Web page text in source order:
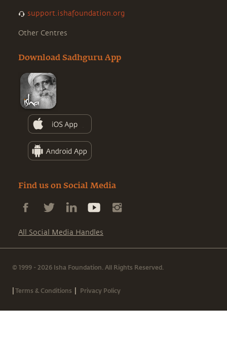
support.ishafoundation.org
Other Centres
Download Sadhguru App
Find us on Social Media
All Social Media Handles
© 1999 - 2026 Isha Foundation. All Rights Reserved.
|Terms & Conditions | Privacy Policy